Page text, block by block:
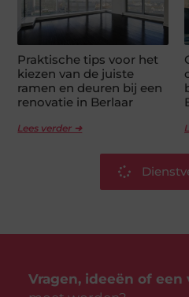
Praktische tips voor het
kiezen van de juiste
ramen en deuren bij een
renovatie in Berlaar
Lees verder ➜
Vragen, ideeën of een